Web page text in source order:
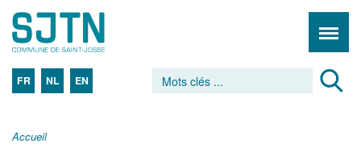
FR NL EN
Accueil